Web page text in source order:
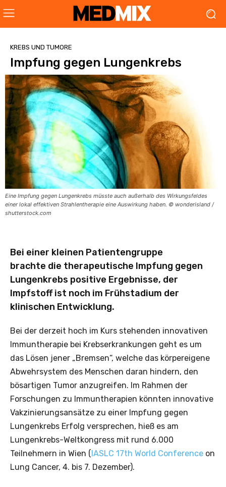
KREBS UND TUMORE
Impfung gegen Lungenkrebs
Eine Impfung gegen Lungenkrebs müsste auch außerhalb des Wirkungsfeldes
einer lokal effektiven Strahlentherapie eine Auswirkung haben. © wonderisland /
shutterstock.com
Bei einer kleinen Patientengruppe
brachte die therapeutische Impfung gegen
Lungenkrebs positive Ergebnisse, der
Impfstoff ist noch im Frühstadium der
klinischen Entwicklung.
Bei der derzeit hoch im Kurs stehenden innovativen
Immuntherapie bei Krebserkrankungen geht es um
das Lösen jener „Bremsen“, welche das körpereigene
Abwehrsystem des Menschen daran hindern, den
bösartigen Tumor anzugreifen. Im Rahmen der
Forschungen zu Immuntherapien könnten innovative
Vakzinierungsansätze zu einer Impfung gegen
Lungenkrebs Erfolg versprechen, hieß es am
Lungenkrebs-Weltkongress mit rund 6.000
Teilnehmern in Wien (IASLC 17th World Conference on
Lung Cancer, 4. bis 7. Dezember).